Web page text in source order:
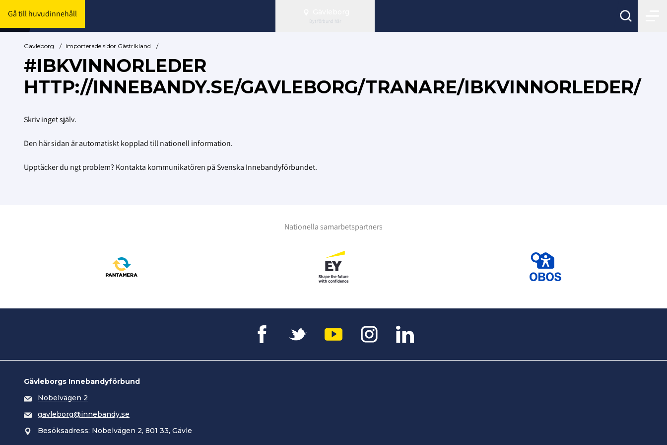
Gå till huvudinnehåll
Byt förbund här
Gävleborg / importerade sidor Gästrikland /
#IBKVINNORLEDER
HTTP://INNEBANDY.SE/GAVLEBORG/TRANARE/IBKVINNORLEDER/
Skriv inget själv.
Den här sidan är automatiskt kopplad till nationell information.
Upptäcker du ngt problem? Kontakta kommunikatören på Svenska Innebandyförbundet.
Nationella samarbetspartners
Gävleborgs Innebandyförbund
Nobelvägen 2
gavleborg@innebandy.se
Besöksadress: Nobelvägen 2, 801 33, Gävle